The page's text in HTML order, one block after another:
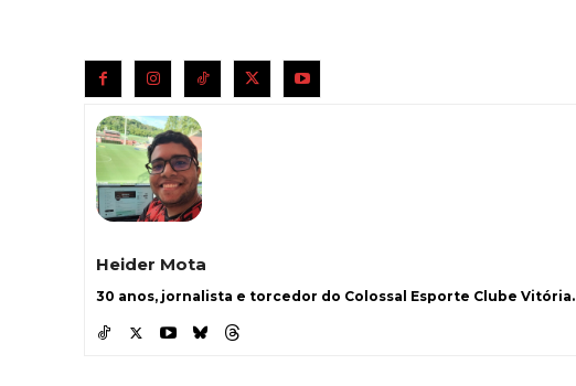
Heider Mota
30 anos, jornalista e torcedor do Colossal Esporte Clube Vitória.